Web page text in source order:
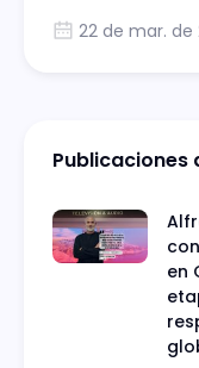
Financieros y
22 de mar. de
Publicaciones
en